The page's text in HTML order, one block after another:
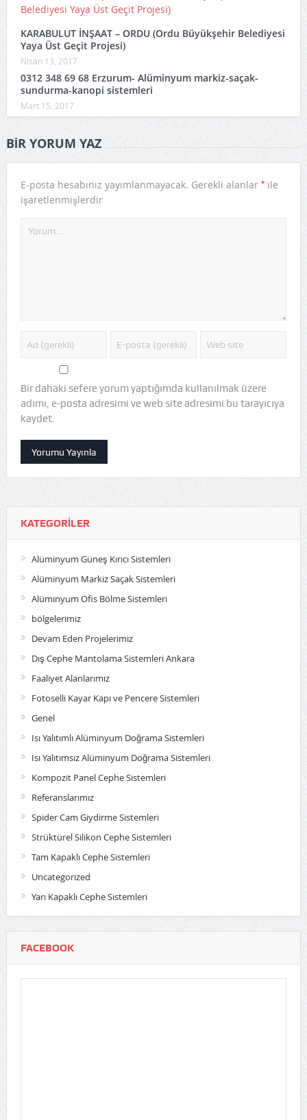
KARABULUT İNŞAAT – ORDU (Ordu Büyükşehir Belediyesi
Yaya Üst Geçit Projesi)
Nisan 13, 2017
0312 348 69 68 Erzurum- Alüminyum markiz-saçak-
sundurma-kanopi sistemleri
Mart 15, 2017
BIR YORUM YAZ
E-posta hesabınız yayımlanmayacak. Gerekli alanlar *ile
işaretlenmişlerdir
Bir dahaki sefere yorum yaptığımda kullanılmak üzere
adımı, e-posta adresimi ve web site adresimi bu tarayıcıya
kaydet.
KATEGORILER
Alüminyum Güneş Kırıcı Sistemleri
Alüminyum Markiz Saçak Sistemleri
Alüminyum Ofis Bölme Sistemleri
bölgelerimiz
Devam Eden Projelerimiz
Dış Cephe Mantolama Sistemleri Ankara
Faaliyet Alanlarımız
Fotoselli Kayar Kapı ve Pencere Sistemleri
Genel
Isı Yalıtımlı Alüminyum Doğrama Sistemleri
Isı Yalıtımsız Alüminyum Doğrama Sistemleri
Kompozit Panel Cephe Sistemleri
Referanslarımız
Spider Cam Giydirme Sistemleri
Strüktürel Silikon Cephe Sistemleri
Tam Kapaklı Cephe Sistemleri
Uncategorized
Yarı Kapaklı Cephe Sistemleri
FACEBOOK